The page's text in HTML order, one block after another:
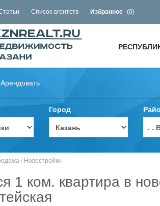
Список агентств Избранное (0)
Арендовать
Город
. .
/ Новостройки
1 ком. квартира в